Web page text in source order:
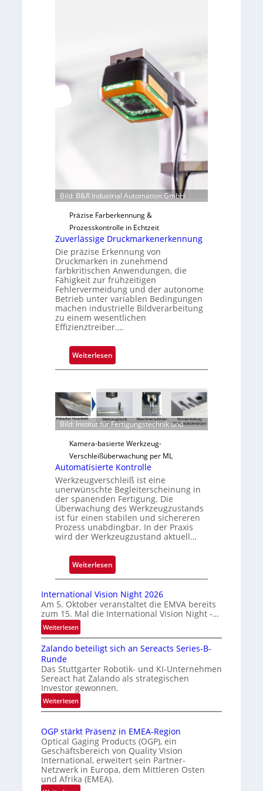
o
H
a
i
b
u
t
F
n
a
u
Bild: B&R Industrial Automation GmbH
Präzise Farberkennung &
Prozesskontrolle in Echtzeit
Zuverlässige Druckmarkenerkennung
Die präzise Erkennung von
Druckmarken in zunehmend
farbkritischen Anwendungen, die
Fähigkeit zur frühzeitigen
Fehlervermeidung und der autonome
Betrieb unter variablen Bedingungen
machen industrielle Bildverarbeitung
zu einem wesentlichen
Effizienztreiber.…
Weiterlesen
Z
v
r
l
ä
s
s
i
g
e
D
r
u
m
r
k
n
e
r
k
e
n
n
g
Bild: Institut für Fertigungstechnik und
Kamera-basierte Werkzeug-
Verschleißüberwachung per ML
Automatisierte Kontrolle
Werkzeugverschleiß ist eine
unerwünschte Begleiterscheinung in
der spanenden Fertigung. Die
Überwachung des Werkzeugzustands
ist für einen stabilen und sichereren
Prozess unabdingbar. In der Praxis
wird der Werkzeugzustand aktuell…
Weiterlesen
A
t
o
a
t
s
i
r
e
K
o
n
International Vision Night 2026
Am 5. Oktober veranstaltet die EMVA bereits
zum 15. Mal die International Vision Night -…
Weiterlesen:
I
n
e
r
n
a
o
n
a
V
Zalando beteiligt sich an Sereacts Series-B-
Runde
Das Stuttgarter Robotik- und KI-Unternehmen
Sereact hat Zalando als strategischen
Investor gewonnen.
Weiterlesen:
Z
l
a
n
d
o
OGP stärkt Präsenz in EMEA-Region
Optical Gaging Products (OGP), ein
Geschäftsbereich von Quality Vision
International, erweitert sein Partner-
Netzwerk in Europa, dem Mittleren Osten
und Afrika (EMEA).